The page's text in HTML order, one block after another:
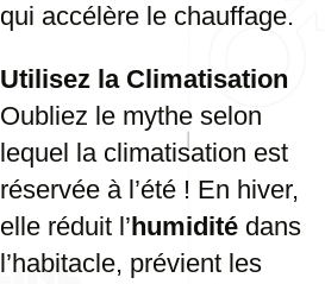
qui accélère le chauffage.
Utilisez la Climatisation
Oubliez le mythe selon
lequel la climatisation est
réservée à l’été ! En hiver,
elle réduit l’humidité dans
l’habitacle, prévient les